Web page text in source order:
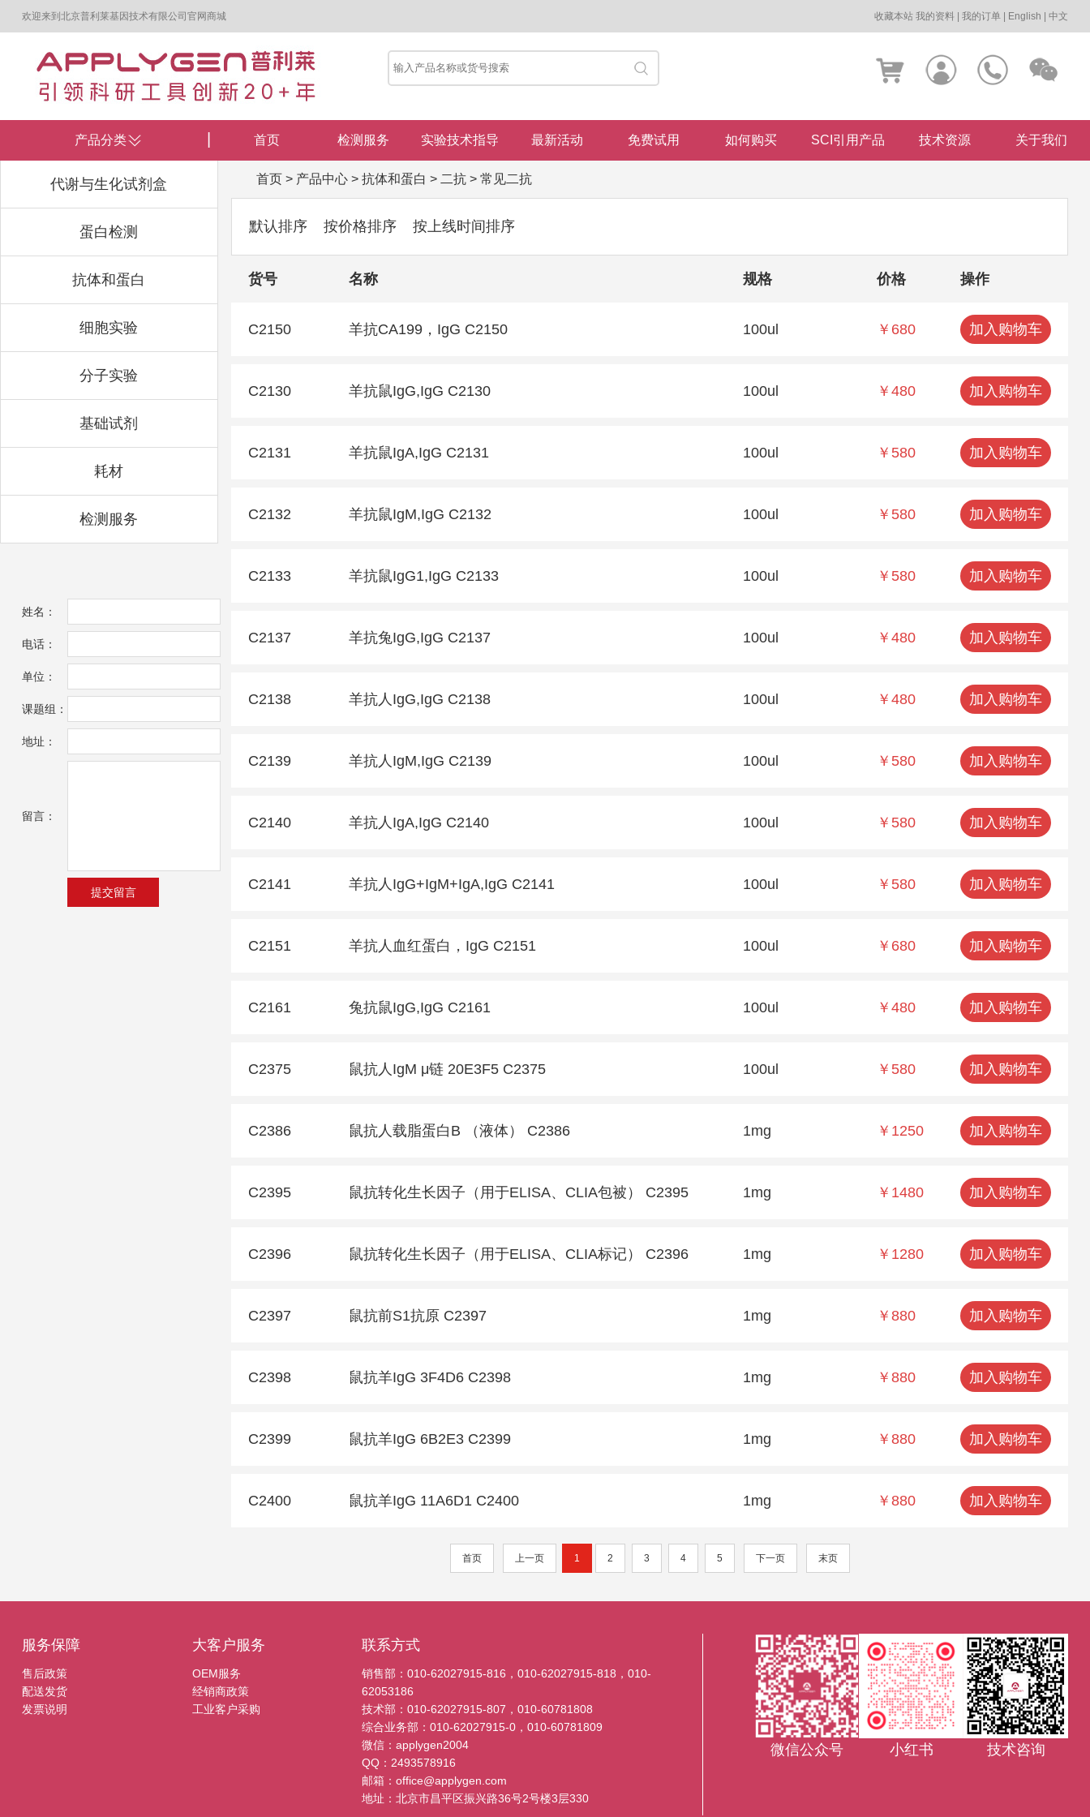
欢迎来到北京普利莱基因技术有限公司官网商城 收藏本站 我的资料 |我的订单 English |中文
产品分类
代谢与生化试剂盒
蛋白检测
抗体和蛋白
细胞实验
分子实验
基础试剂
耗材
检测服务
首页 检测服务 实验技术指导 最新活动 免费试用 如何购买 SCI引用产品 技术资源 关于我们
首页> 产品中心> 抗体和蛋白 > 二抗> 常见二抗
默认排序 按价格排序 按上线时间排序
货号 名称 规格 价格 操作
C2150 羊抗CA199，IgG C2150 100ul ￥680 加入购物车
C2130 羊抗鼠IgG,IgG C2130 100ul ￥480 加入购物车
C2131 羊抗鼠IgA,IgG C2131 100ul ￥580 加入购物车
C2132 羊抗鼠IgM,IgG C2132 100ul ￥580 加入购物车
C2133 羊抗鼠IgG1,IgG C2133 100ul ￥580 加入购物车
C2137 羊抗兔IgG,IgG C2137 100ul ￥480 加入购物车
C2138 羊抗人IgG,IgG C2138 100ul ￥480 加入购物车
C2139 羊抗人IgM,IgG C2139 100ul ￥580 加入购物车
C2140 羊抗人IgA,IgG C2140 100ul ￥580 加入购物车
C2141 羊抗人IgG+IgM+IgA,IgG C2141 100ul ￥580 加入购物车
C2151 羊抗人血红蛋白，IgG C2151 100ul ￥680 加入购物车
C2161 兔抗鼠IgG,IgG C2161 100ul ￥480 加入购物车
C2375 鼠抗人IgM μ链 20E3F5 C2375 100ul ￥580 加入购物车
C2386 鼠抗人载脂蛋白B （液体） C2386 1mg ￥1250 加入购物车
C2395 鼠抗转化生长因子（用于ELISA、CLIA包被） C2395 1mg ￥1480 加入购物车
C2396 鼠抗转化生长因子（用于ELISA、CLIA标记） C2396 1mg ￥1280 加入购物车
C2397 鼠抗前S1抗原 C2397 1mg ￥880 加入购物车
C2398 鼠抗羊IgG 3F4D6 C2398 1mg ￥880 加入购物车
C2399 鼠抗羊IgG 6B2E3 C2399 1mg ￥880 加入购物车
C2400 鼠抗羊IgG 11A6D1 C2400 1mg ￥880 加入购物车
首页 上一页 1 2 3 4 5 下一页 末页
姓名：
电话：
单位：
课题组：
地址：
留言：
服务保障
售后政策
配送发货
发票说明
大客户服务
OEM服务
经销商政策
工业客户采购
联系方式
销售部：010-62027915-816，010-62027915-818，010-
62053186
技术部：010-62027915-807，010-60781808
综合业务部：010-62027915-0，010-60781809
微信：applygen2004
QQ：2493578916
邮箱：office@applygen.com
地址：北京市昌平区振兴路36号2号楼3层330
技术咨询
小红书
微信公众号